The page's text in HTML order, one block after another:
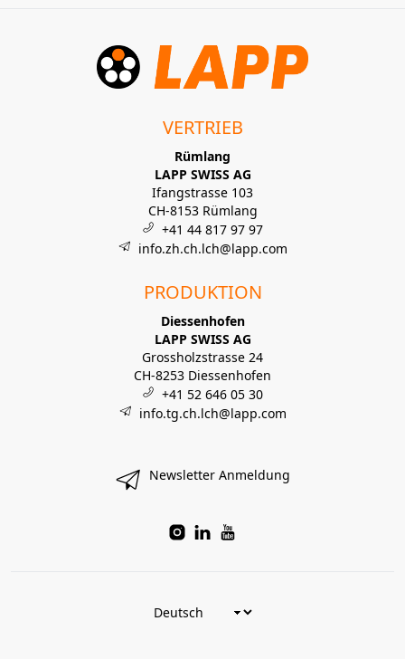
VERTRIEB
Rümlang
LAPP SWISS AG
Ifangstrasse 103
CH-8153 Rümlang
+41 44 817 97 97
info.zh.ch.lch@lapp.com
PRODUKTION
Diessenhofen
LAPP SWISS AG
Grossholzstrasse 24
CH-8253 Diessenhofen
+41 52 646 05 30
info.tg.ch.lch@lapp.com
Newsletter Anmeldung